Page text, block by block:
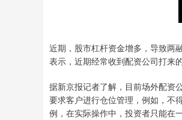
近期，股市杠杆资金增多，导致两
表示，近期经常收到配资公司打来
据新京报记者了解，目前场外配资
要求客户进行仓位管理，例如，不
例，在实际操作中，投资者只能在